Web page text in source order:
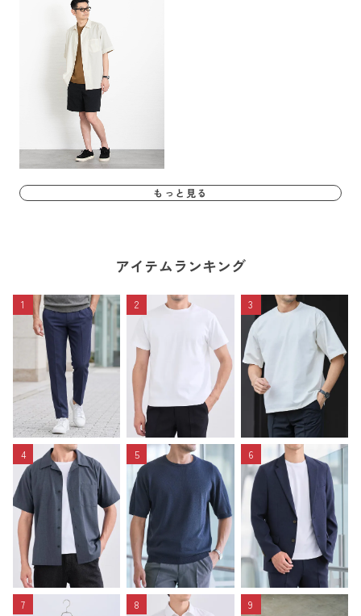
もっと見る
アイテムランキング
1 2 3
4 5 6
7 8 9